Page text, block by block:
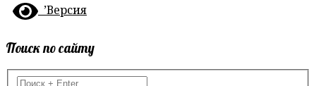
’Версия
Поиск по сайту